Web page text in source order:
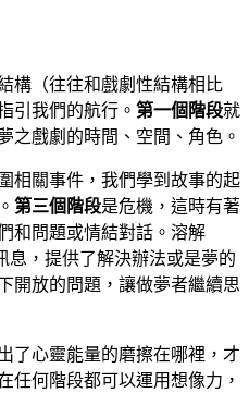
構（往往和戲劇性結構相比
引我們的航行。 第一個階段就
之戲劇的時間、空間、角色。
相關事件，我們學到故事的起
第三個階段是危機，這時有著
和問題或情結對話。溶解
息，提供了解決辦法或是夢的
開放的問題，讓做夢者繼續思
了心靈能量的磨擦在哪裡，才
任何階段都可以運用想像力，